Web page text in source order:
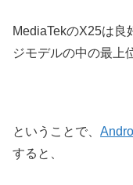
MediaTekのX25は良
ジモデルの中の最上
ということで、
すると、